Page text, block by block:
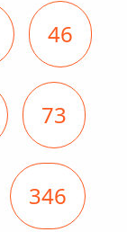
46
73
346